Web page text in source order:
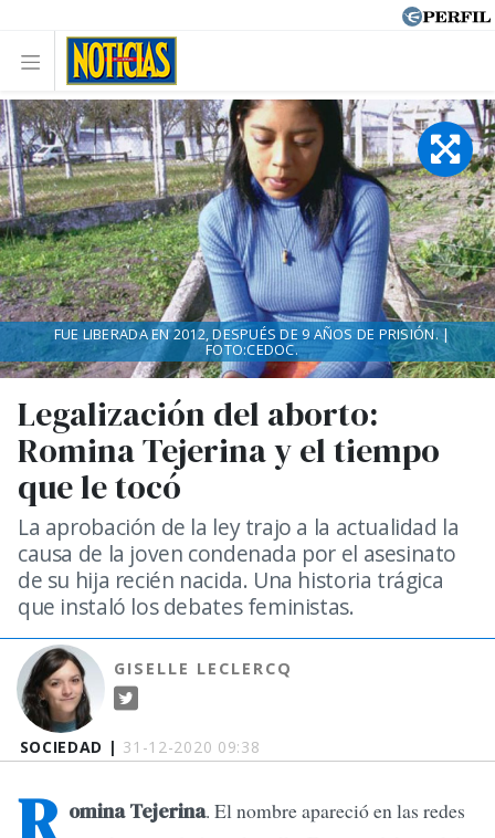
SOCIEDAD | 31-12-2020 09:38
Legalización del aborto:
Romina Tejerina y el tiempo
que le tocó
La aprobación de la ley trajo a la actualidad la
causa de la joven condenada por el asesinato
de su hija recién nacida. Una historia trágica
que instaló los debates feministas.
GISELLE LECLERCQ
FUE LIBERADA EN 2012, DESPUÉS DE 9 AÑOS DE PRISIÓN. |
FOTO:CEDOC.
omina Tejerina. El nombre apareció en las redes